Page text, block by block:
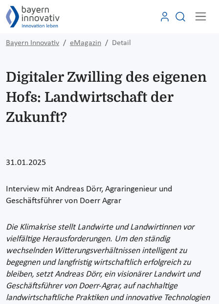
Bayern Innovativ eMagazin Detail
Digitaler Zwilling des eigenen
Hofs: Landwirtschaft der
Zukunft?
31.01.2025
Interview mit Andreas Dörr, Agraringenieur und
Geschäftsführer von Doerr Agrar
Die Klimakrise stellt Landwirte und Landwirtinnen vor
vielfältige Herausforderungen. Um den ständig
wechselnden Witterungsverhältnissen intelligent zu
begegnen und langfristig wirtschaftlich erfolgreich zu
bleiben, setzt Andreas Dörr, ein visionärer Landwirt und
Geschäftsführer von Doerr-Agrar, auf nachhaltige
landwirtschaftliche Praktiken und innovative Technologien